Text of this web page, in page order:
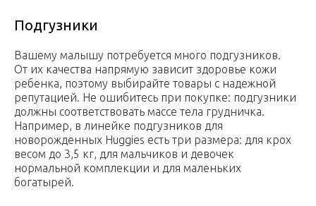
Подгузники
Вашему малышу потребуется много подгузников.
От их качества напрямую зависит здоровье кожи
ребенка, поэтому выбирайте товары с надежной
репутацией. Не ошибитесь при покупке: подгузники
должны соответствовать массе тела грудничка.
Например, в линейке подгузников для
новорожденных Huggies есть три размера: для крох
весом до 3,5 кг, для мальчиков и девочек
нормальной комплекции и для маленьких
богатырей.